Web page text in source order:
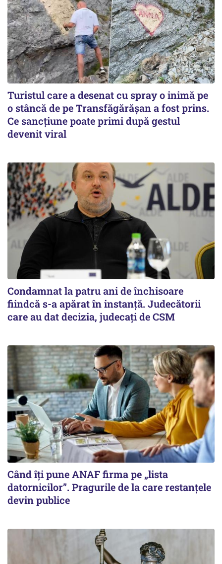
Turistul care a desenat cu spray o inimă pe
o stâncă de pe Transfăgărășan a fost prins.
Ce sancțiune poate primi după gestul
devenit viral
Condamnat la patru ani de închisoare
fiindcă s-a apărat în instanță. Judecătorii
care au dat decizia, judecați de CSM
Când îți pune ANAF firma pe „lista
datornicilor”. Pragurile de la care restanțele
devin publice